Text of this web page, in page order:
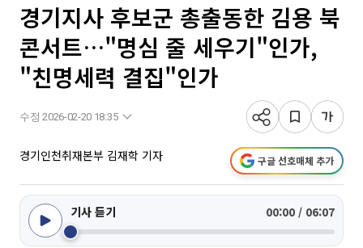
경기지사 후보군 총출동한 김용 북
콘서트…"명심 줄 세우기"인가,
"친명세력 결집"인가
수정 2026-02-20 18:35
경기인천취재본부 김재학 기자 구글 선호매체 추가
기사 듣기 00:00 / 06:07